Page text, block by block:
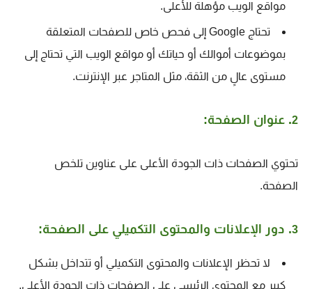
مواقع الويب مؤهلة للأعلى.
تحتاج Google إلى فحص خاص للصفحات المتعلقة
بموضوعات أموالك أو حياتك أو مواقع الويب التي تحتاج إلى
مستوى عالٍ من الثقة، مثل المتاجر عبر الإنترنت.
2. عنوان الصفحة:
تحتوي الصفحات ذات الجودة الأعلى على عناوين تلخص
الصفحة.
3. دور الإعلانات والمحتوى التكميلي على الصفحة:
لا تحظر الإعلانات والمحتوى التكميلي أو تتداخل بشكل
كبير مع المحتوى الرئيسي على الصفحات ذات الجودة الأعلى.